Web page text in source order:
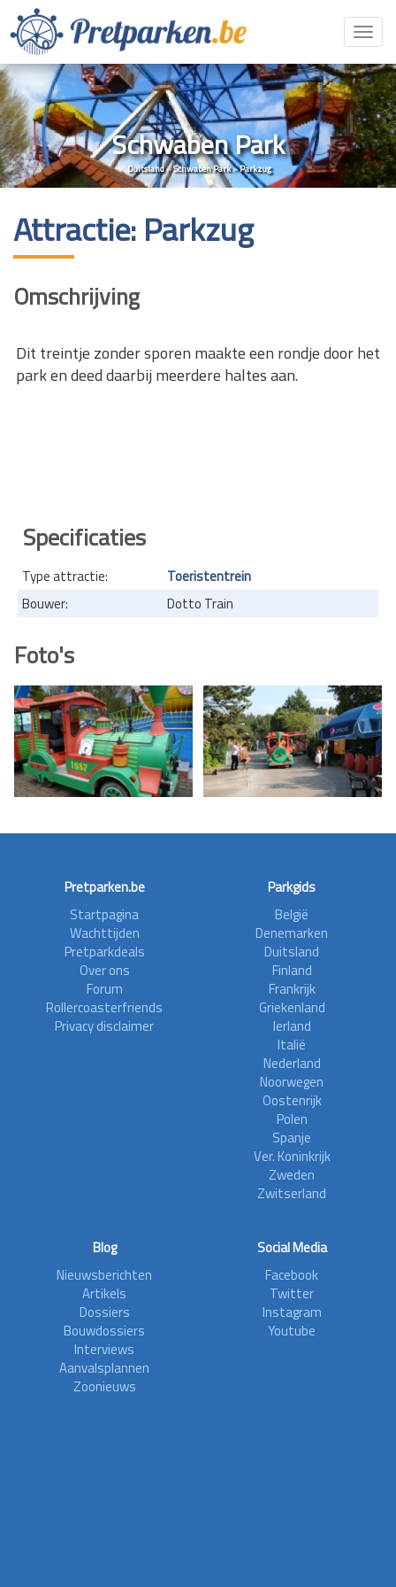
Schwaben Park
Duitsland»Schwaben Park»Parkzug
Attractie: Parkzug
Omschrijving
Dit treintje zonder sporen maakte een rondje door het
park en deed daarbij meerdere haltes aan.
Specificaties
Type attractie:
Toeristentrein
Bouwer:
Dotto Train
Foto's
Pretparken.be
Startpagina
Wachttijden
Pretparkdeals
Over ons
Forum
Rollercoasterfriends
Privacy disclaimer
Parkgids
België
Denemarken
Duitsland
Finland
Frankrijk
Griekenland
Ierland
Italië
Nederland
Noorwegen
Oostenrijk
Polen
Spanje
Ver. Koninkrijk
Zweden
Zwitserland
Blog
Nieuwsberichten
Artikels
Dossiers
Bouwdossiers
Interviews
Aanvalsplannen
Zoonieuws
Social Media
Facebook
Twitter
Instagram
Youtube